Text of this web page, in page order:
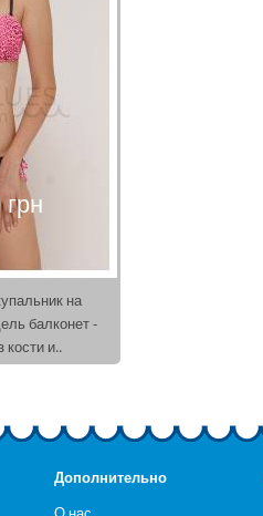
на
балконет -
кости и..
Дополнительно